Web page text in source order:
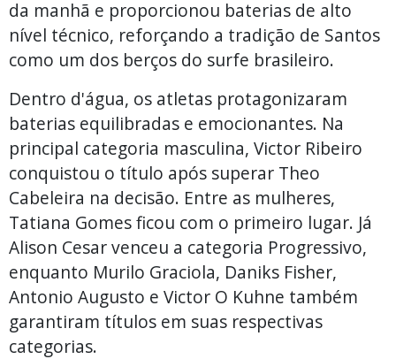
da manhã e proporcionou baterias de alto
nível técnico, reforçando a tradição de Santos
como um dos berços do surfe brasileiro.
Dentro d'água, os atletas protagonizaram
baterias equilibradas e emocionantes. Na
principal categoria masculina, Victor Ribeiro
conquistou o título após superar Theo
Cabeleira na decisão. Entre as mulheres,
Tatiana Gomes ficou com o primeiro lugar. Já
Alison Cesar venceu a categoria Progressivo,
enquanto Murilo Graciola, Daniks Fisher,
Antonio Augusto e Victor O Kuhne também
garantiram títulos em suas respectivas
categorias.